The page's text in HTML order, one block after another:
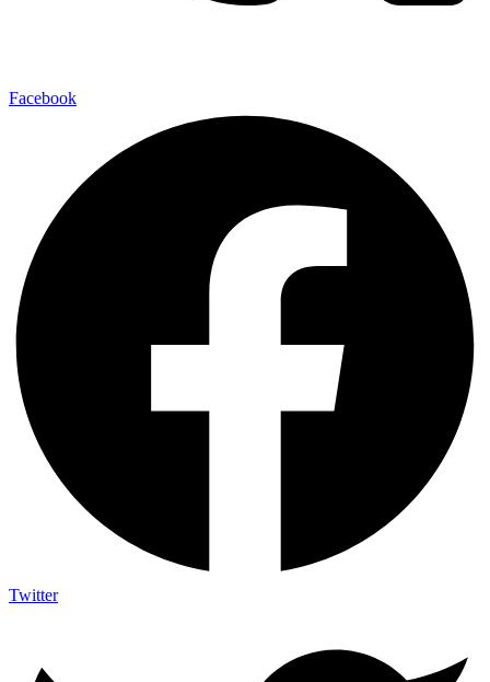
Facebook
Twitter